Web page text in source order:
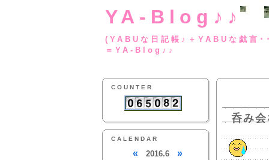
YA-Blog♪♪
(YABUな日記帳♪
＝YA-Blog♪♪
COUNTER
CALENDAR
« 2016.6 »
呑み